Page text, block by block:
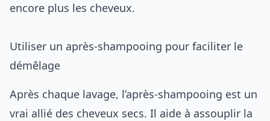
encore plus les cheveux.
Utiliser un après-shampooing pour faciliter le
démêlage
Après chaque lavage, l’après-shampooing est un
vrai allié des cheveux secs. Il aide à assouplir la